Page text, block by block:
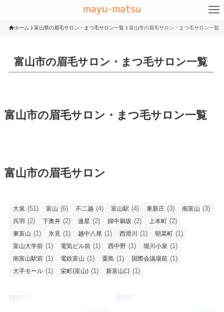
ホーム 富山県の眉毛サロン・まつ毛サロン一覧 富山市の眉毛サロン・まつ毛サロン一覧
富山市の眉毛サロン・まつ毛サロン一覧
富山市の眉毛サロン・まつ毛サロン一覧
富山市の眉毛サロン
大泉 (51) 富山 (6) 不二越 (4) 富山駅 (4) 東新庄 (3) 南富山 (3)
呉羽 (2) 下奥井 (2) 速星 (2) 婦中鵜坂 (2) 上本町 (2)
東富山 (1) 氷見 (1) 越中八尾 (1) 西滑川 (1) 朝菜町 (1)
富山大学前 (1) 電気ビル前 (1) 西中野 (1) 堀川小泉 (1)
南富山駅前 (1) 電鉄富山 (1) 粟島 (1) 国際会議場前 (1)
大手モール (1) 栄町(富山) (1) 新富山口 (1)